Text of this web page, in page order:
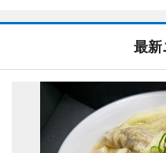
最新